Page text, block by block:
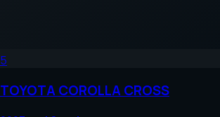
5
TOYOTACOROLLA CROSS